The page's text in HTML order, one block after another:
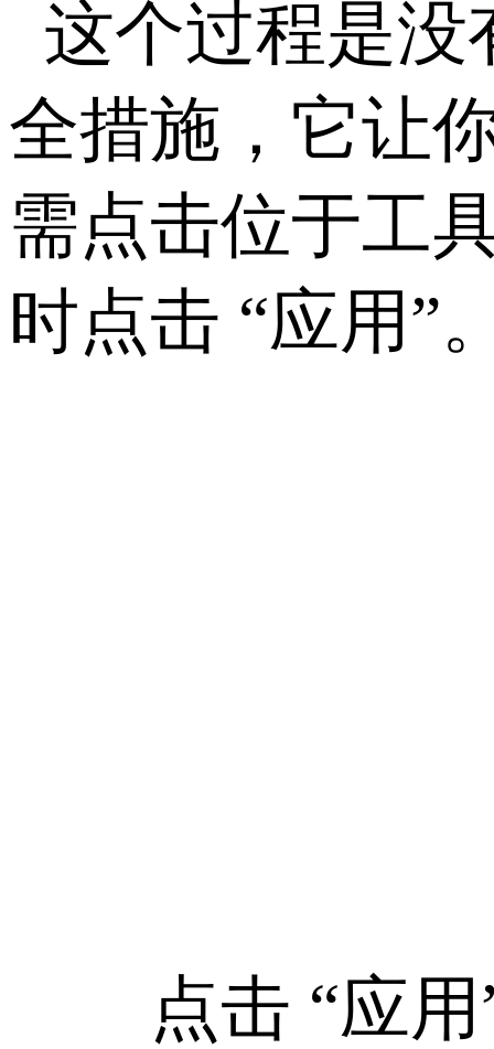
这个过程是没
全措施，它让
需点击位于工
时点击 “应用”
点击 “应用”